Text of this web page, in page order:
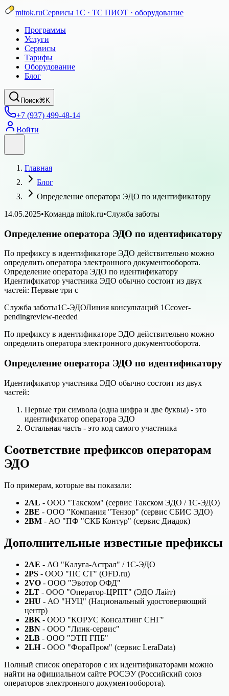
mitok.ruСервисы 1С · ТС ПИОТ · оборудование
Программы
Услуги
Сервисы
Тарифы
Оборудование
Блог
Поиск⌘K
+7 (937) 499-48-14
Войти
Главная
Блог
Определение оператора ЭДО по идентификатору
14.05.2025•Команда mitok.ru•Служба заботы
Определение оператора ЭДО по идентификатору
По префиксу в идентификаторе ЭДО действительно можно
определить оператора электронного документооборота.
Определение оператора ЭДО по идентификатору
Идентификатор участника ЭДО обычно состоит из двух
частей: Первые три с
Служба заботы1С-ЭДОЛиния консультаций 1Сcover-
pendingreview-needed
По префиксу в идентификаторе ЭДО действительно можно
определить оператора электронного документооборота.
Определение оператора ЭДО по идентификатору
Идентификатор участника ЭДО обычно состоит из двух
частей:
Первые три символа (одна цифра и две буквы) - это
идентификатор оператора ЭДО
Остальная часть - это код самого участника
Соответствие префиксов операторам
ЭДО
По примерам, которые вы показали:
2AL - ООО "Такском" (сервис Такском ЭДО / 1С-ЭДО)
2BE - ООО "Компания "Тензор" (сервис СБИС ЭДО)
2BM - АО "ПФ "СКБ Контур" (сервис Диадок)
Дополнительные известные префиксы
2AE - АО "Калуга-Астрал" / 1С-ЭДО
2PS - ООО "ПС СТ" (OFD.ru)
2VO - ООО "Эвотор ОФД"
2LT - ООО "Оператор-ЦРПТ" (ЭДО Лайт)
2HU - АО "НУЦ" (Национальный удостоверяющий
центр)
2BK - ООО "КОРУС Консалтинг СНГ"
2BN - ООО "Линк-сервис"
2LB - ООО "ЭТП ГПБ"
2LH- ООО "ФораПром" (сервис LeraData)
Полный список операторов с их идентификаторами можно
найти на официальном сайте РОСЭУ (Российский союз
операторов электронного документооборота).